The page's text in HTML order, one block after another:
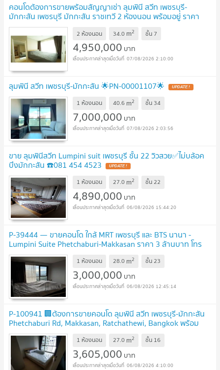
คอนโดต้องการขายพร้อมสัญญาเช่า ลุมพินี สวีท เพชรบุรี-
มักกะสัน เพชรบุรี มักกะสัน ราชเทวี 2 ห้องนอน พร้อมอยู่ ราคา
ถูก
2 ห้องนอน 34.0 m2 ชั้น 7
4,950,000 บาท
07/08/2026 2:10:00
ลุมพินี สวีท เพชรบุรี-มักกะสัน 🌟PN-00001107🌟
1 ห้องนอน 40.6 m2 ชั้น 34
7,000,000 บาท
07/08/2026 2:03:56
ขาย ลุมพินีสวีท Lumpini suit เพชรบุรี ชั้น 22 วิวสวย✅ไม่บล้อค
บึงมักกะสัน ☎️081 454 4523
1 ห้องนอน 27.0 m2 ชั้น22
4,890,000 บาท
06/08/2026 15:44:20
P-39444 — ขายคอนโด ใกล้ MRT เพชรบุรี และ BTS นานา -
Lumpini Suite Phetchaburi-Makkasan ราคา 3 ล้านบาท โทร
085-592-2897 Line: @easythaihome
1 ห้องนอน 28.0 m2 ชั้น23
3,000,000 บาท
06/08/2026 12:45:14
P-100941 🏢ต้องการขายคอนโด ลุมพินี สวีท เพชรบุรี-มักกะสัน
Phetchaburi Rd, Makkasan, Ratchathewi, Bangkok พร้อม
สัญญาเช่า
1 ห้องนอน 27.0 m2 ชั้น 16
3,605,000 บาท
06/08/2026 4:10:00